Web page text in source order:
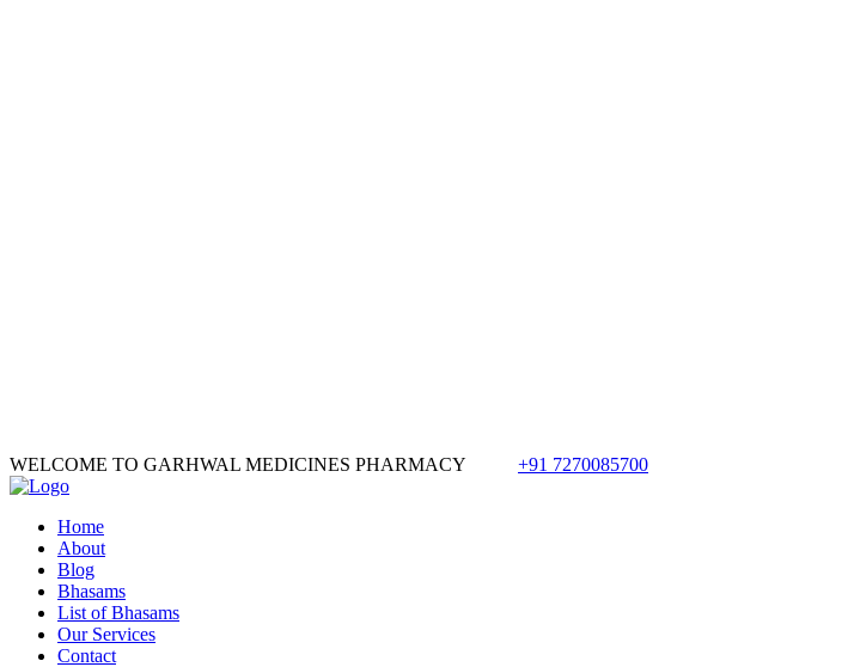
WELCOME TO GARHWAL MEDICINES PHARMACY +91 7270085700
Home
About
Blog
Bhasams
List of Bhasams
Our Services
Contact